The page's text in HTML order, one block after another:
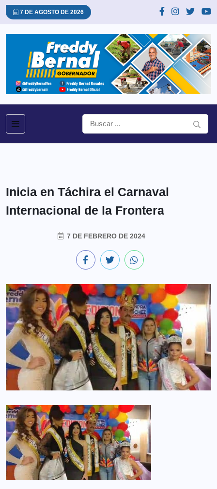
7 DE AGOSTO DE 2026
Inicia en Táchira el Carnaval
Internacional de la Frontera
7 DE FEBRERO DE 2024